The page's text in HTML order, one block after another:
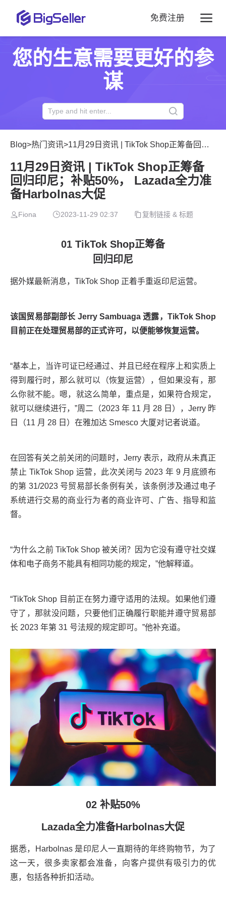
免费注册
您的生意需要更好的参
谋
Blog>热门资讯>11月29日资讯 | TikTok Shop正筹备回归印尼；补贴50%， Lazada全力准备Harbolnas大促
11月29日资讯 | TikTok Shop正筹备
回归印尼；补贴50%， Lazada全力准
备Harbolnas大促
Fiona 2023-11-29 02:37 复制链接 & 标题